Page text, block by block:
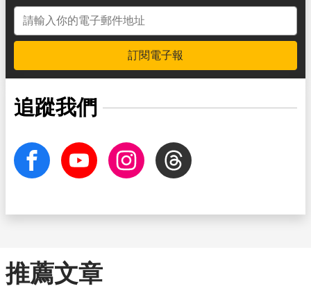
電子郵件地址
訂閱電子報
追蹤我們
facebook Youtube InstagramThreads
推薦文章